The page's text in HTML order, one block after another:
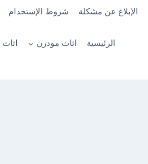
الإبلاغ عن مشكلة شروط الإستخدام
الرئيسية اثاث مودرن